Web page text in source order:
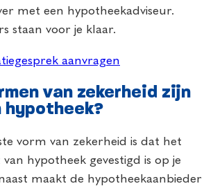
met een hypotheekadviseur.
staan voor je klaar.
aanvragen
van zekerheid zijn
hypotheek?
vorm van zekerheid is dat het
hypotheek gevestigd is op je
maakt de hypotheekaanbieder